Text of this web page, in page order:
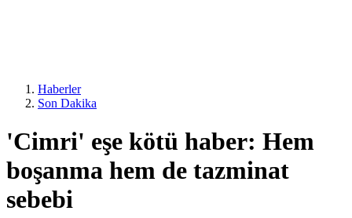
Haberler
Son Dakika
'Cimri' eşe kötü haber: Hem
boşanma hem de tazminat
sebebi